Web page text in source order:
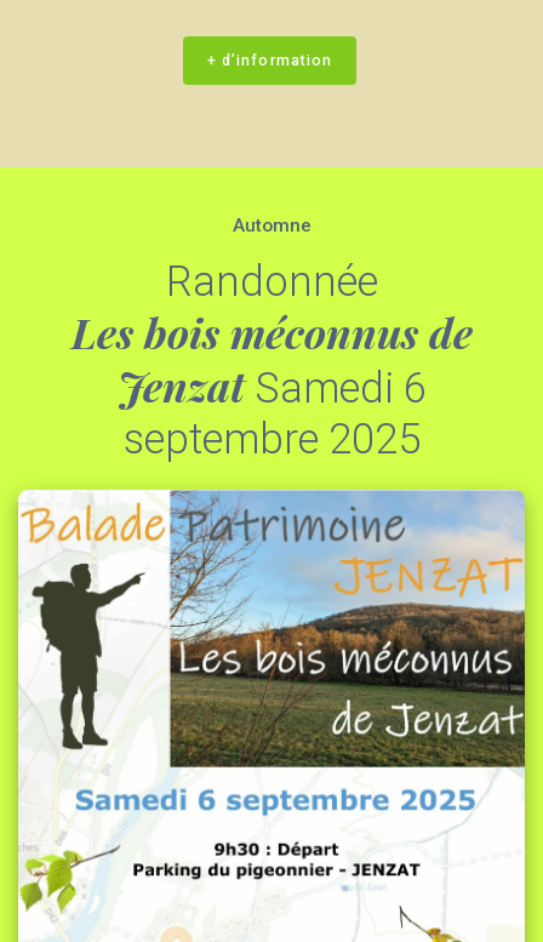
+ d’information
Automne
Randonnée
Les bois méconnus de
Jenzat Samedi 6
septembre 2025